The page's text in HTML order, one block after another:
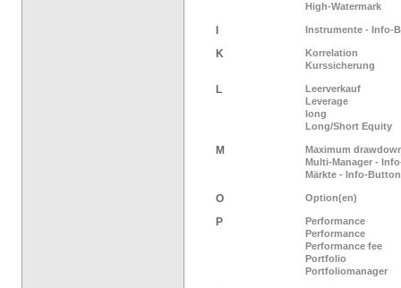
High-Watermark
Instrumente - Info-
K
Korrelation
Kurssicherung
L
Leerverkauf
Leverage
long
Long/Short Equity
M
Maximum
Multi-Manager -
Märkte - Info-Button
O Option(en)
P
Performance
Performance
Performance fee
Portfolio
Portfoliomanager